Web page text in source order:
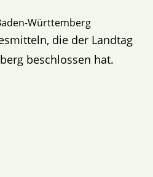
die der Landtag
beschlossen hat.